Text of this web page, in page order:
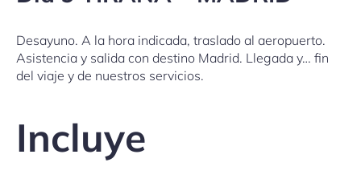
Desayuno. A la hora indicada, traslado al aeropuerto.
Asistencia y salida con destino Madrid. Llegada y… fin
del viaje y de nuestros servicios.
Incluye